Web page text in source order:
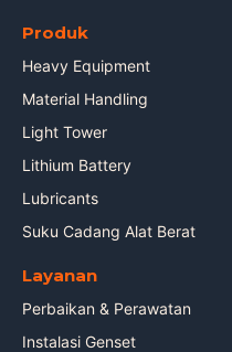
Produk
Heavy Equipment
Material Handling
Light Tower
Lithium Battery
Lubricants
Suku Cadang Alat Berat
Layanan
Perbaikan & Perawatan
Instalasi Genset